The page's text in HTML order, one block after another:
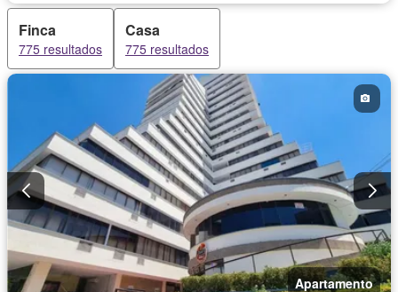
Finca
775 resultados
Casa
775 resultados
Apartamento